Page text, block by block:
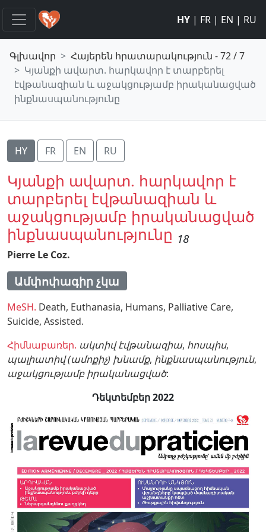
HY | FR | EN | RU
Գլխավոր
Հայերեն հրատարակություն - 72 / 7
Կյանքի ավարտ. հարկավոր է տարբերել
էվթանազիան և աջակցությամբ իրականացված
ինքնասպանությունը
HY FR EN RU
Կյանքի ավարտ. հարկավոր է
տարբերել էվթանազիան և
աջակցությամբ իրականացված
ինքնասպանությունը 18
Pierre Le Coz.
Ամփոփագիր չկա
MeSH. Death, Euthanasia, Humans, Palliative Care,
Suicide, Assisted.
Հիմնաբառեր. ակտիվ էվթանազիա, հոսպիս,
պալիատիվ (ամոքիչ) խնամք, ինքնասպանություն,
աջակցությամբ իրականացված:
Դեկտեմբեր 2022